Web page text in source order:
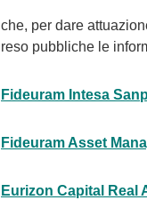
che, per dare
reso pubbliche le
Fideuram Intesa
Fideuram Asset
Eurizon Capital Real